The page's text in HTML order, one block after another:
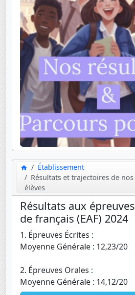
Établissement
Résultats et trajectoires de
élèves
Résultats aux
de français (EAF) 2024
1. Épreuves Écrites :
Moyenne Générale : 12,23/20
2. Épreuves Orales :
Moyenne Générale : 14,12/20